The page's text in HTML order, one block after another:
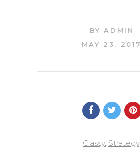
BYADMIN
MAY 23, 2017
Classy, Strategy,